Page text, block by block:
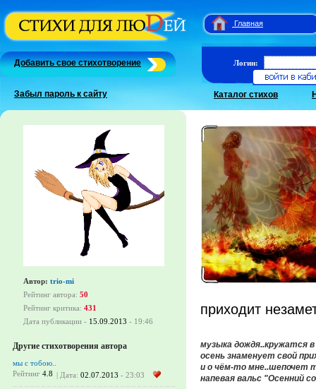
Главная
Добавить свое стихотворение
Забыл пароль к сайту
Логин:
Каталог стихов
Автор: trio-mi
Рейтинг автора: 50
Рейтинг критика: 431
Дата публикации - 15.09.2013 - 19:46
Другие стихотворения автора
мы с тобою..
Рейтинг 4.8 | Дата: 02.07.2013 - 23:03
приходит
музыка дождя..кружатся
осень знаменует свой
и о чём-то мне..шепочет
напевая вальс "Осенний